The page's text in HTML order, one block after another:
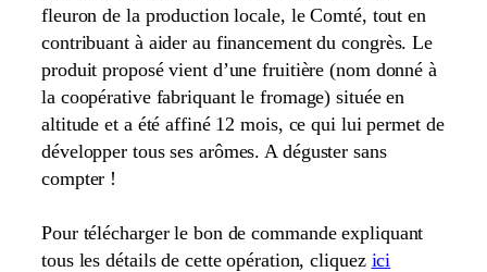
fleuron de la production locale, le Comté, tout en
contribuant à aider au financement du congrès. Le
produit proposé vient d’une fruitière (nom donné à
la coopérative fabriquant le fromage) située en
altitude et a été affiné 12 mois, ce qui lui permet de
développer tous ses arômes. A déguster sans
compter !
Pour télécharger le bon de commande expliquant
tous les détails de cette opération, cliquez ici